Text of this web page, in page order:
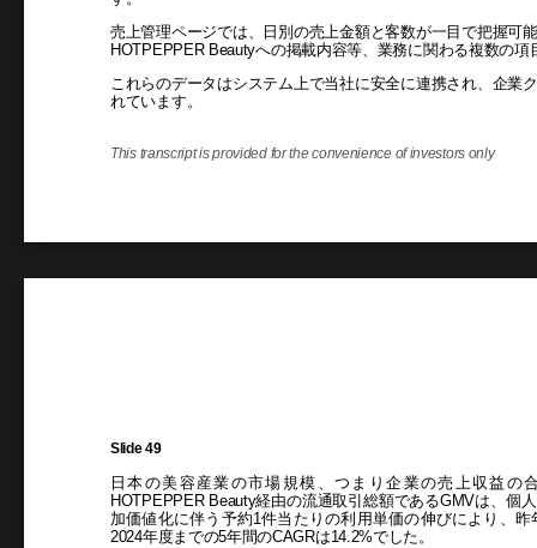
売上管理ページでは、日別の売上金額と客数が一目で把握可
HOTPEPPER Beautyへの掲載内容等、業務に関わる複数の項
これらのデータはシステム上で当社に安全に連携され、企業
れています。
This transcript is provided for the convenience of investors only
Slide 49
日本の美容産業の市場規模、つまり企業の売上収益の
HOTPEPPER Beauty経由の流通取引総額であるGMVは、個
加価値化に伴う予約1件当たりの利用単価の伸びにより、
2024年度までの5年間のCAGRは14.2%でした。